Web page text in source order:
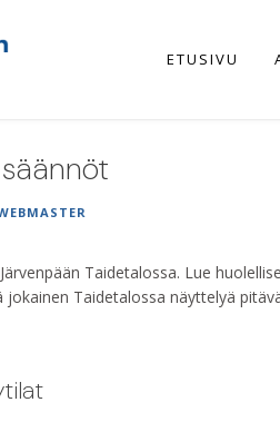
ETUSIVU
Taidetalossa. Lue
jokainen Taidetalossa näyttelyä